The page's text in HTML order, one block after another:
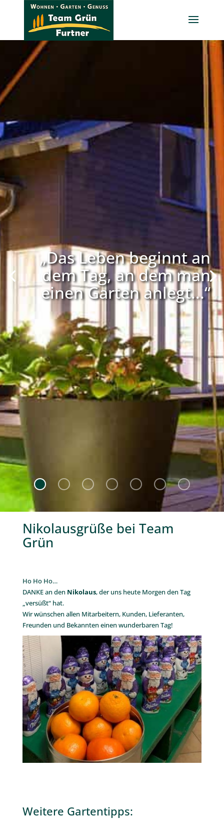
„Das Leben beginnt an
dem Tag, an dem man
einen Garten anlegt...“
Nikolausgrüße bei Team
Grün
Ho Ho Ho…
DANKE an den Nikolaus, der uns heute Morgen den Tag
„versüßt“ hat.
Wir wünschen allen Mitarbeitern, Kunden, Lieferanten,
Freunden und Bekannten einen wunderbaren Tag!
Weitere Gartentipps: